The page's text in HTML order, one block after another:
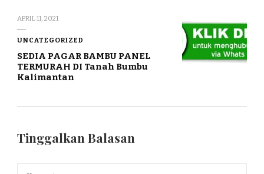
APRIL 11, 2021
UNCATEGORIZED
SEDIA PAGAR BAMBU PANEL
TERMURAH DI Tanah Bumbu
Kalimantan
Tinggalkan Balasan